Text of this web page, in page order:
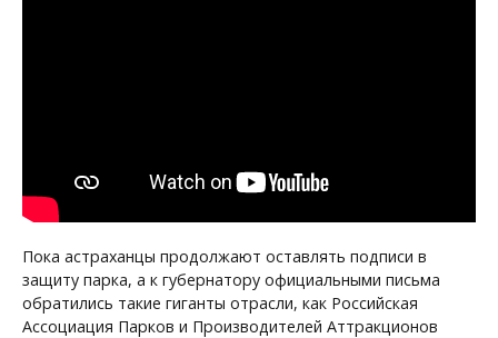
Пока астраханцы продолжают оставлять подписи в
защиту парка, а к губернатору официальными письма
обратились такие гиганты отрасли, как Российская
Ассоциация Парков и Производителей Аттракционов